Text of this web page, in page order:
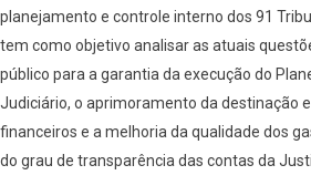
planejamento e controle interno dos 91
tem como objetivo analisar as atuais
público para a garantia da execução do
Judiciário, o aprimoramento da destinação
financeiros e a melhoria da qualidade dos
do grau de transparência das contas da